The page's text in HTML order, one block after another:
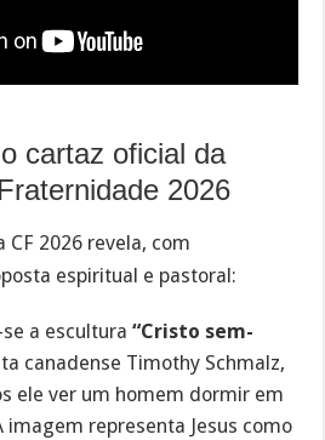
cartaz oficial da
2026
2026 revela, com
espiritual e pastoral:
a escultura“Cristo sem-
canadense Timothy Schmalz,
ele ver um homem dormir em
imagem representa Jesus como